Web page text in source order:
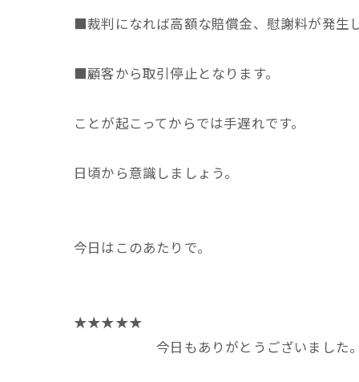
■裁判になれば高額な賠償金、慰謝料が発生し
■顧客から取引停止となります。
ことが起こってからでは手遅れです。
日頃から意識しましょう。
今日はこのあたりで。
★★★★★
今日もありがとうございました。